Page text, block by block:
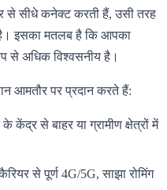
से सीधे कनेक्ट करती हैं, उसी तरह
है। इसका मतलब है कि आपका
अधिक विश्वसनीय है।
आमतौर पर प्रदान करते हैं:
केंद्र से बाहर या ग्रामीण क्षेत्रों में
से पूर्ण 4G/5G, साझा रोमिंग